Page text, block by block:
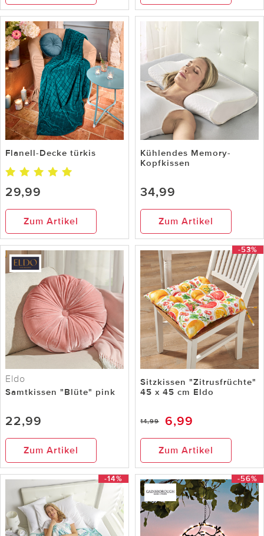
Flanell-Decke türkis
29,99
Zum Artikel
Kühlendes Memory-
Kopfkissen
34,99
Zum Artikel
Eldo
Samtkissen "Blüte" pink
22,99
Zum Artikel
-53%
Sitzkissen "Zitrusfrüchte"
45 x 45 cm Eldo
14,99 6,99
Zum Artikel
-14% -56%